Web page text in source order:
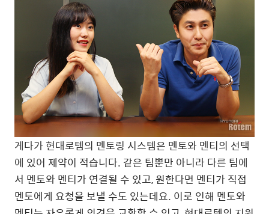
게다가 현대로템의 멘토링 시스템은 멘토와 멘티의 선택
에 있어 제약이 적습니다. 같은 팀뿐만 아니라 다른 팀에
서 멘토와 멘티가 연결될 수 있고, 원한다면 멘티가 직접
멘토에게 요청을 보낼 수도 있는데요. 이로 인해 멘토와